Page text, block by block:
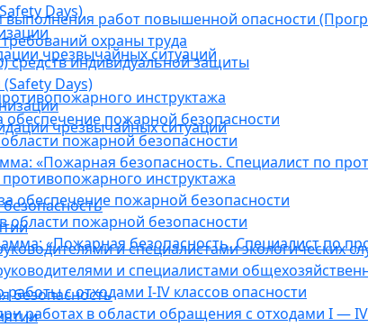
Days)
чрезвычайных ситуаций
инструктажа
пожарной безопасности
пожарной безопасности
«Пожарная безопасность. Специалист по
и специалистами экологических
и специалистами
с отходами I-IV классов опасности
работах в области обращения с отходами I — IV
работ повышенной опасности
охраны труда
индивидуальной защиты
Days)
чрезвычайных ситуаций
инструктажа
обеспечение пожарной безопасности
пожарной безопасности
«Пожарная безопасность. Специалист по
безопасность